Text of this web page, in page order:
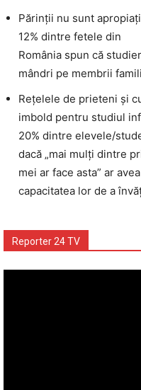
Părinții nu sunt
12% dintre fetele din
România spun că
mândri pe membrii
Rețelele de prieteni și
imbold pentru studiul
20% dintre elevele/
dacă „mai mulți dintre
mei ar face asta” ar
capacitatea lor de a
Reporter 24 TV